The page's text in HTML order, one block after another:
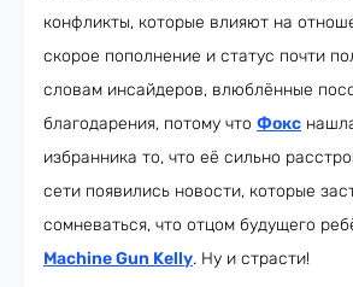
конфликты, которые влияют на
скорое пополнение и статус почти
словам инсайдеров, влюблённые
благодарения, потому что Фокс
избранника то, что её сильно
сети появились новости, которые
сомневаться, что отцом будущего
Machine Gun Kelly. Ну и страсти!